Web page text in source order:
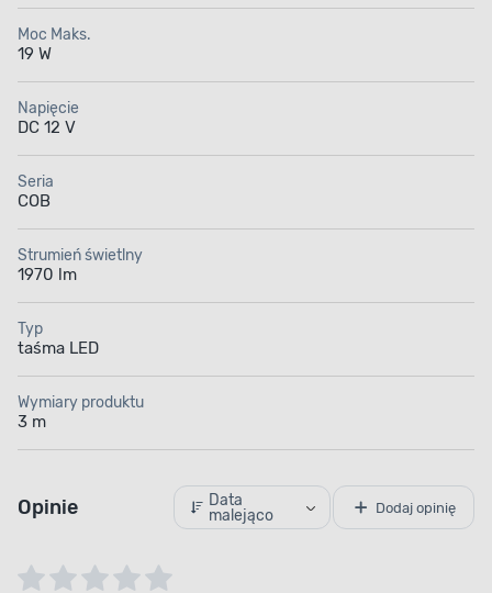
Moc Maks.
19 W
Napięcie
DC 12 V
Seria
COB
Strumień świetlny
1970 lm
Typ
taśma LED
Wymiary produktu
3 m
Opinie
Data
malejąco
Dodaj opinię